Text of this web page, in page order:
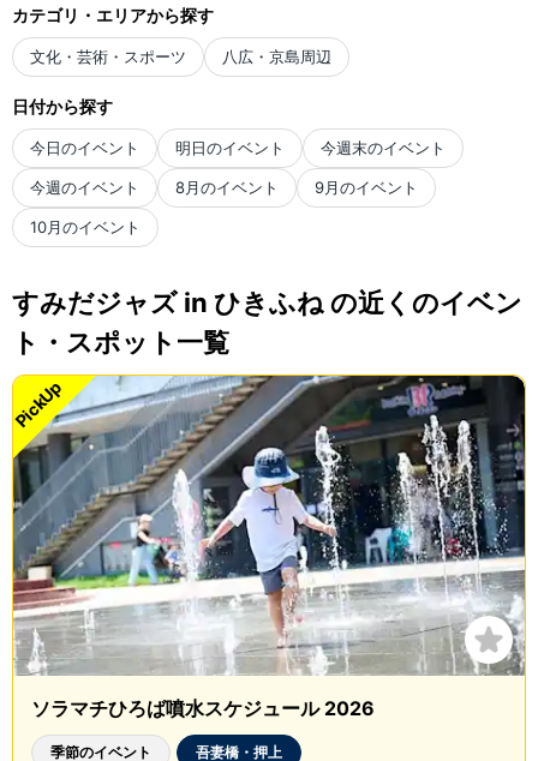
カテゴリ・エリアから探す
文化・芸術・スポーツ 八広・京島周辺
日付から探す
今日のイベント 明日のイベント 今週末のイベント
今週のイベント 8月のイベント 9月のイベント
10月のイベント
すみだジャズ in ひきふね の近くのイベン
ト・スポット一覧
PickUp
ソラマチひろば噴水スケジュール 2026
季節のイベント 吾妻橋・押上